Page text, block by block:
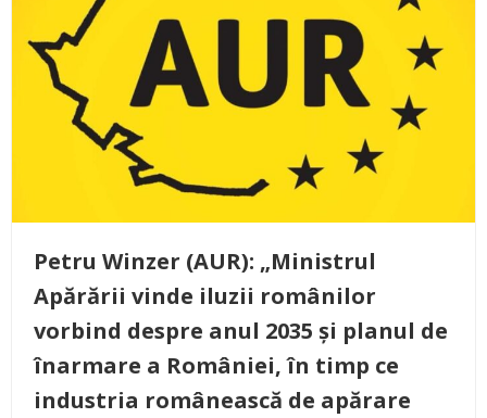
Petru Winzer (AUR): „Ministrul
Apărării vinde iluzii românilor
vorbind despre anul 2035 și planul de
înarmare a României, în timp ce
industria românească de apărare